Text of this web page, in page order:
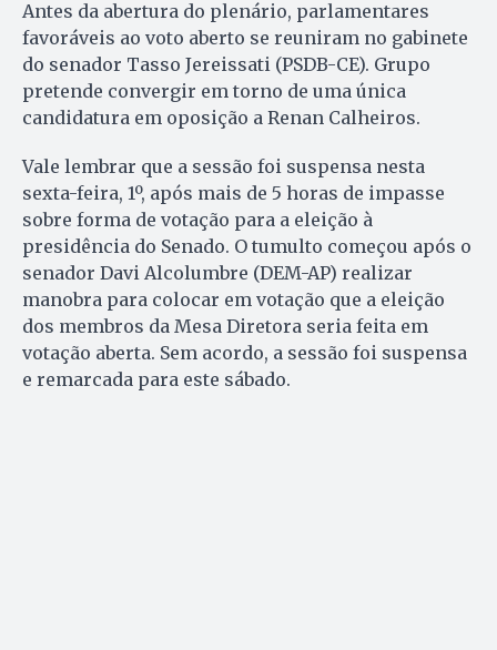
Antes da abertura do plenário, parlamentares
favoráveis ao voto aberto se reuniram no gabinete
do senador Tasso Jereissati (PSDB-CE). Grupo
pretende convergir em torno de uma única
candidatura em oposição a Renan Calheiros.
Vale lembrar que a sessão foi suspensa nesta
sexta-feira, 1º, após mais de 5 horas de impasse
sobre forma de votação para a eleição à
presidência do Senado. O tumulto começou após o
senador Davi Alcolumbre (DEM-AP) realizar
manobra para colocar em votação que a eleição
dos membros da Mesa Diretora seria feita em
votação aberta. Sem acordo, a sessão foi suspensa
e remarcada para este sábado.